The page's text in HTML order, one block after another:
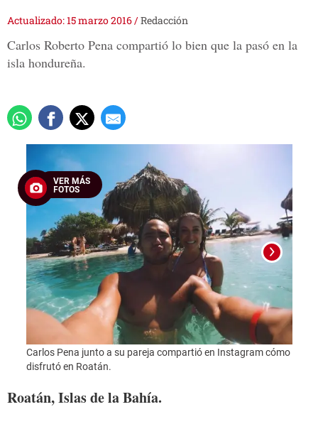
Actualizado: 15 marzo 2016/Redacción
Carlos Roberto Pena compartió lo bien que la pasó en la
isla hondureña.
VER MÁS
FOTOS
Carlos Pena junto a su pareja compartió en Instagram cómo
disfrutó en Roatán.
Foto:
Roatán, Islas de la Bahía.